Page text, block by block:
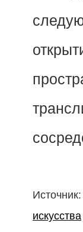
искусства